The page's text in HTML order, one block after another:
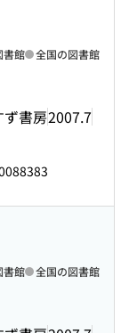
ず書房2007.7
書館 全国の図書館
書館 全国の図書館